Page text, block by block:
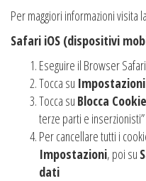
Per maggiori informazioni visita la
Safari iOS (dispositivi
Eseguire il Browser
Tocca su Impostazioni
Tocca su Blocca Cookie
terze parti e
Per cancellare tutti i
Impostazioni, poi su
dati